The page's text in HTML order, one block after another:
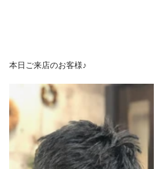
本日ご来店のお客様♪